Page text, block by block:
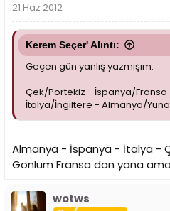
21 Haz 2012
Kerem Seçer' Alıntı:
Geçen gün yanlış yazmışım.
Çek/Portekiz - İspanya/Fransa
İtalya/İngiltere - Almanya/
Almanya - İspanya - İtalya -
Gönlüm Fransa dan yana
wotws